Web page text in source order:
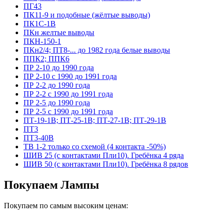
ПГ43
ПК11-9 и подобные (жёлтые выводы)
ПК1С-1В
ПКн желтые выводы
ПКН-150-1
ПКн2/4; ПТ8-... до 1982 года белые выводы
ППК2; ППК6
ПР 2-10 до 1990 года
ПР 2-10 с 1990 до 1991 года
ПР 2-2 до 1990 года
ПР 2-2 с 1990 до 1991 года
ПР 2-5 до 1990 года
ПР 2-5 с 1990 до 1991 года
ПТ-19-1В; ПТ-25-1В; ПТ-27-1В; ПТ-29-1В
ПТ3
ПТ3-40В
ТВ 1-2 только со схемой (4 контакта -50%)
ШИВ 25 (с контактами Пли10). Гребёнка 4 ряда
ШИВ 50 (с контактами Пли10). Гребёнка 8 рядов
Покупаем Лампы
Покупаем по самым высоким ценам: